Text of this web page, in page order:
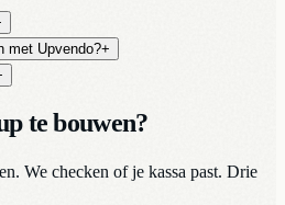
met Upvendo?+
te bouwen?
We checken of je kassa past. Drie